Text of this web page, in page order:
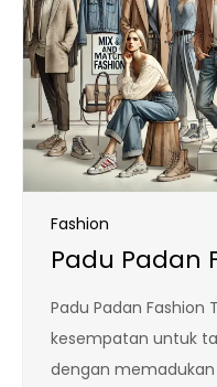
Fashion
Padu Padan
Padu Padan
kesempatan untuk
dengan